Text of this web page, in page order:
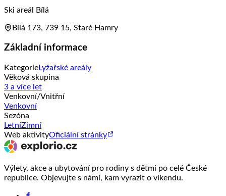
Ski areál Bílá
Bílá 173, 739 15, Staré Hamry
Základní informace
KategorieLyžařské areály
Věková skupina
3 a více let
Venkovní/Vnitřní
Venkovní
Sezóna
LetníZimní
Web aktivityOficiální stránky
Výlety, akce a ubytování pro rodiny s dětmi po celé České
republice. Objevujte s námi, kam vyrazit o víkendu.